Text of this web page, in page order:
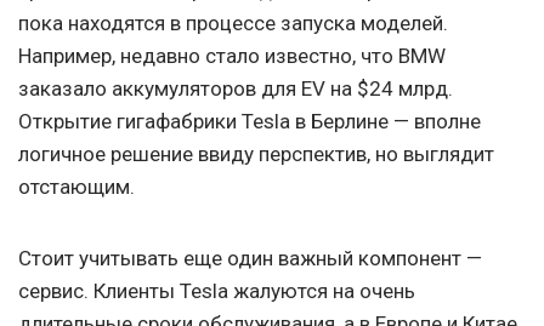
пока находятся в процессе запуска моделей.
Например, недавно стало известно, что BMW
заказало аккумуляторов для EV на $24 млрд.
Открытие гигафабрики Tesla в Берлине — вполне
логичное решение ввиду перспектив, но выглядит
отстающим.
Стоит учитывать еще один важный компонент —
сервис. Клиенты Tesla жалуются на очень